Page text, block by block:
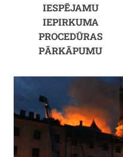
IESPĒJAMU
IEPIRKUMA
PROCEDŪRAS
PĀRKĀPUMU